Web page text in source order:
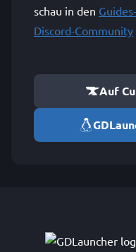
schau in den
Discord-Community
Auf